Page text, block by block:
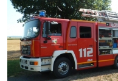
FF Sarstedt | B0